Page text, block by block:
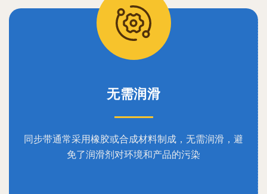
无需润滑
同步带通常采用橡胶或合成材料制成，无需润滑，避
免了润滑剂对环境和产品的污染